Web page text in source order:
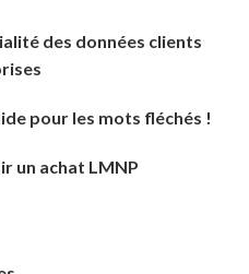
des données clients
pour les mots fléchés !
un achat LMNP